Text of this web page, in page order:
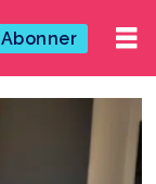
Abonner